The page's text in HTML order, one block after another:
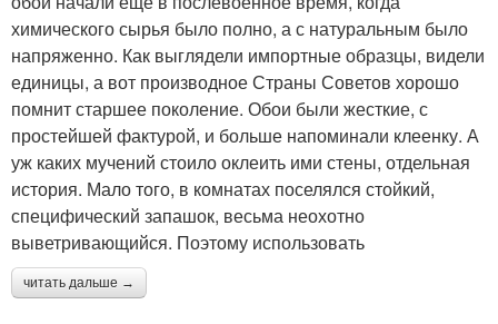
химического сырья было полно, а с натуральным было
напряженно. Как выглядели импортные образцы, видели
единицы, а вот производное Страны Советов хорошо
помнит старшее поколение. Обои были жесткие, с
простейшей фактурой, и больше напоминали клеенку. А
уж каких мучений стоило оклеить ими стены, отдельная
история. Мало того, в комнатах поселялся стойкий,
специфический запашок, весьма неохотно
выветривающийся. Поэтому использовать
читать дальше →